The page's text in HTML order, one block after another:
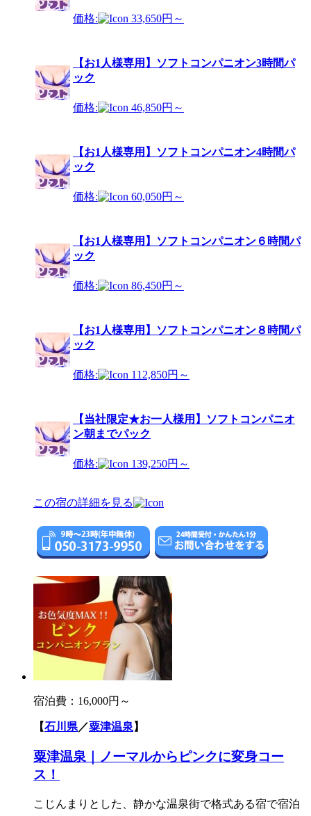
価格: 33,650円～
【お1人様専用】ソフトコンパニオン3時間パ
ック
価格: 46,850円～
【お1人様専用】ソフトコンパニオン4時間パ
ック
価格: 60,050円～
【お1人様専用】ソフトコンパニオン６時間パ
ック
価格: 86,450円～
【お1人様専用】ソフトコンパニオン８時間パ
ック
価格: 112,850円～
【当社限定★お一人様用】ソフトコンパニオ
ン朝までパック
価格: 139,250円～
この宿の詳細を見る
宿泊費： 16,000円～
【石川県／粟津温泉 】
粟津温泉｜ノーマルからピンクに変身コー
ス！
こじんまりとした、静かな温泉街で格式ある宿で宿泊